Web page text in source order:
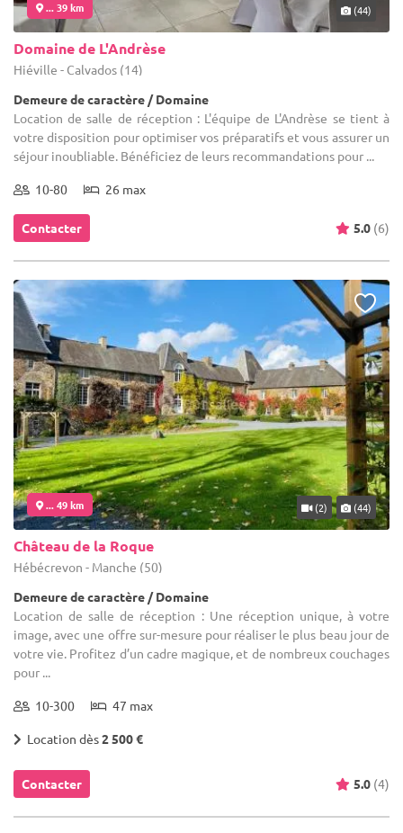
... 39 km (44)
Domaine de L'Andrèse
Hiéville - Calvados (14)
Demeure de caractère / Domaine
Location de salle de réception : L'équipe de L'Andrèse se tient à
votre disposition pour optimiser vos préparatifs et vous assurer un
séjour inoubliable. Bénéficiez de leurs recommandations pour ...
10-80 26 max
Contacter 5.0 (6)
... 49 km (2) (44)
Château de la Roque
Hébécrevon - Manche (50)
Demeure de caractère / Domaine
Location de salle de réception : Une réception unique, à votre
image, avec une offre sur-mesure pour réaliser le plus beau jour de
votre vie. Profitez d’un cadre magique, et de nombreux couchages
pour ...
10-300 47 max
Location dès2 500 €
Contacter 5.0 (4)